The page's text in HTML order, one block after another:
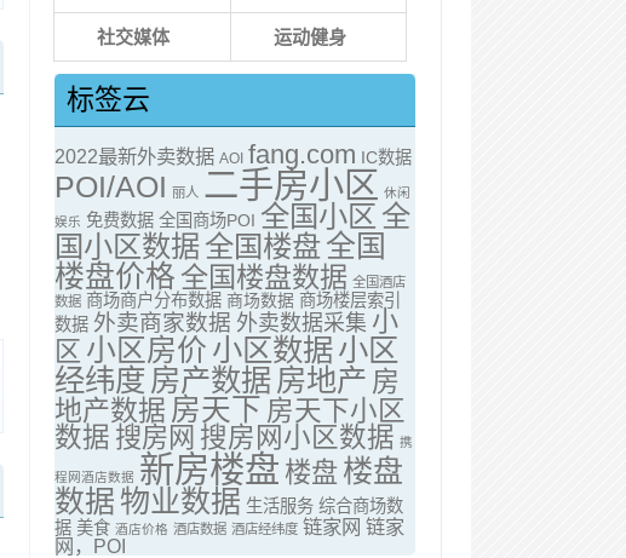
社交媒体 运动健身
标签云
2022最新外卖数据 AOI fang.com IC数据
POI/AOI 丽人 二手房小区 休闲
娱乐 免费数据 全国商场POI 全国小区 全
国小区数据全国楼盘全国
楼盘价格 全国楼盘数据 全国酒店
数据 商场商户分布数据 商场数据 商场楼层索引
数据 外卖商家数据 外卖数据采集 小
区 小区房价 小区数据小区
经纬度 房产数据 房地产 房
地产数据 房天下 房天下小区
数据 搜房网 搜房网小区数据 携
程网酒店数据 新房楼盘 楼盘 楼盘
数据 物业数据 生活服务 综合商场数
据 美食 酒店价格 酒店数据 酒店经纬度 链家网 链家
网，POI